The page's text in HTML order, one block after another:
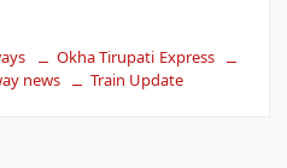
Okha Tirupati Express
news Train Update